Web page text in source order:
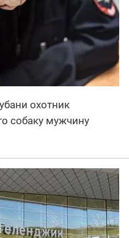
охотник
собаку мужчину